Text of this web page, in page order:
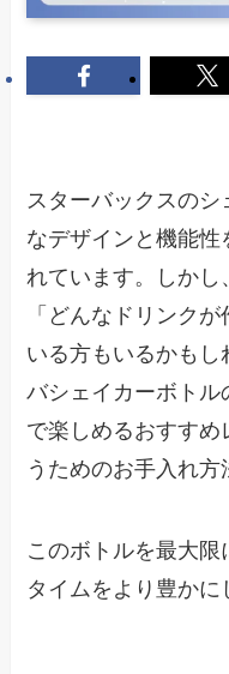
スターバックスの
なデザインと機能性
れています。しかし
「どんなドリンク
いる方もいるかもし
バシェイカーボトル
で楽しめるおすす
うためのお手入れ方
このボトルを最大限
タイムをより豊かに